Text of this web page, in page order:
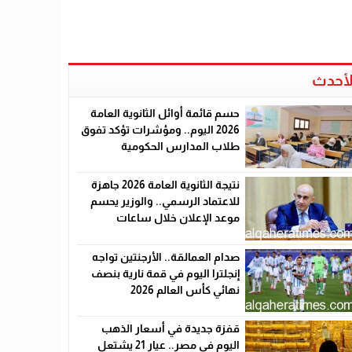
حسم قائمة أوائل الثانوية العامة
2026 اليوم.. ومؤشرات تؤكد تفوق
طلاب المدارس الحكومية
نتيجة الثانوية العامة 2026 جاهزة
للاعتماد الرسمي.. والوزير يحسم
موعد الإعلان خلال ساعات
صدام العمالقة.. الأرجنتين تواجه
إنجلترا اليوم في قمة نارية بنصف
نهائي كأس العالم 2026
قفزة جديدة في أسعار الذهب
اليوم في مصر.. عيار 21 يشتعل